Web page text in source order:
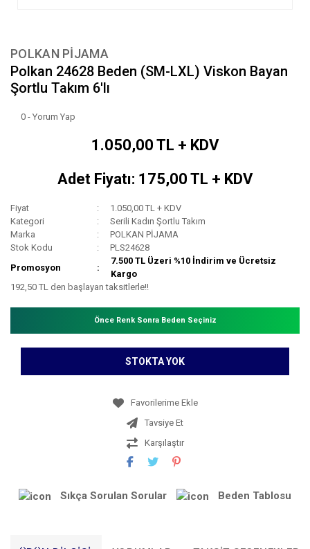
POLKAN PİJAMA
Polkan 24628 Beden (SM-LXL) Viskon Bayan
Şortlu Takım 6'lı
0 - Yorum Yap
1.050,00 TL + KDV
Adet Fiyatı: 175,00 TL + KDV
Fiyat
1.050,00 TL + KDV
Kategori
Serili Kadın Şortlu Takım
Marka
POLKAN PİJAMA
Stok Kodu
PLS24628
Promosyon
7.500 TL Üzeri %10 İndirim ve Ücretsiz
Kargo
192,50 TL den başlayan taksitlerle!!
Önce Renk Sonra Beden Seçiniz
STOKTA YOK
Tavsiye Et
Karşılaştır
Sıkça Sorulan Sorular Beden Tablosu